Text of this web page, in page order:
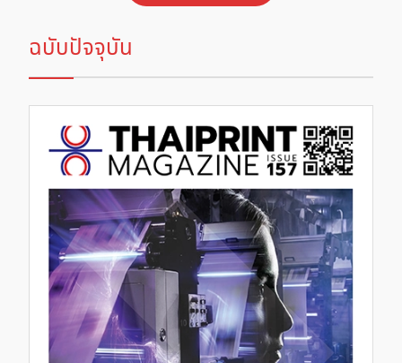
ฉบับปัจจุบัน